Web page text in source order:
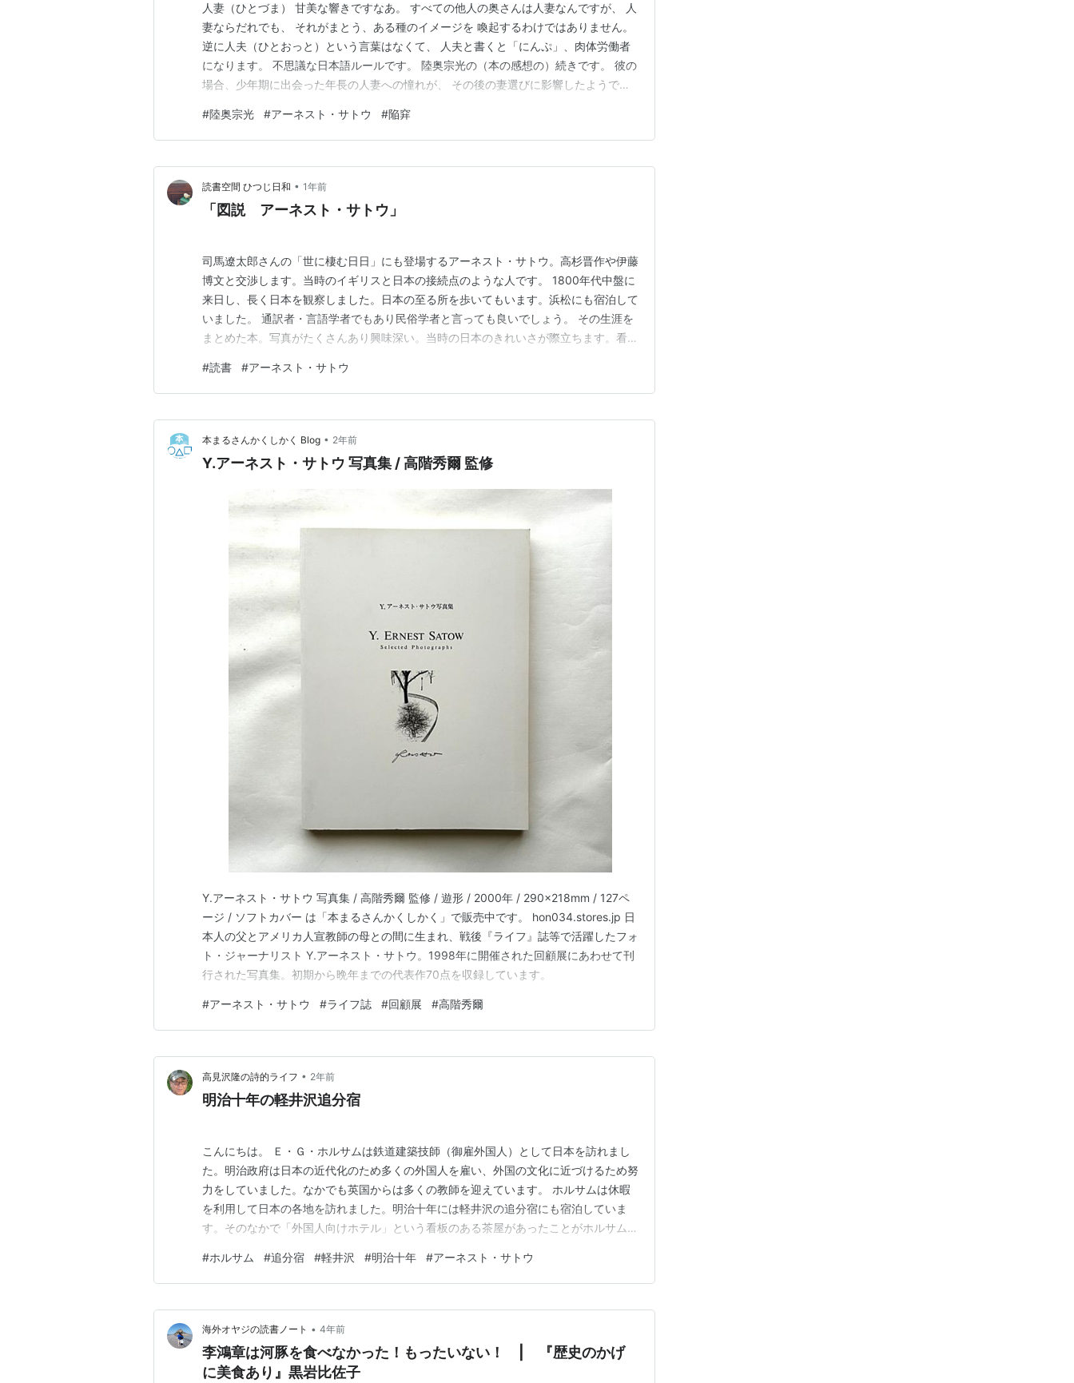
人妻（ひとづま） 甘美な響きですなあ。 すべての他人の奥さんは人妻なんですが、 人
妻ならだれでも、 それがまとう、ある種のイメージを 喚起するわけではありません。
逆に人夫（ひとおっと）という言葉はなくて、 人夫と書くと「にんぷ」、肉体労働者
になります。 不思議な日本語ルールです。 陸奥宗光の（本の感想の）続きです。 彼の
場合、少年期に出会った年長の人妻への憧れが、 その後の妻選びに影響したようで
「陥穽」で、 印象に残ったのがこのエピソードでした。 アーネスト・サトウのこと イ
ギリス公使館の通訳だったアーネスト・サ…
#陸奥宗光 #アーネスト・サトウ #陥穽
読書空間 ひつじ日和 • 1年前
「図説 アーネスト・サトウ」
司馬遼太郎さんの「世に棲む日日」にも登場するアーネスト・サトウ。高杉晋作や伊藤
博文と交渉します。当時のイギリスと日本の接続点のような人です。 1800年代中盤に
来日し、長く日本を観察しました。日本の至る所を歩いてもいます。浜松にも宿泊して
いました。 通訳者・言語学者でもあり民俗学者と言っても良いでしょう。 その生涯を
まとめた本。写真がたくさんあり興味深い。当時の日本のきれいさが際立ちます。看板
トウは佐藤だと思っていましたが、違いました。ジョン万次郎みたいに。サトウという
名前がスラヴ系にあるそうです。「薩道」と書いてあ…
#読書 #アーネスト・サトウ
本まるさんかくしかく Blog • 2年前
Y.アーネスト・サトウ 写真集 / 高階秀爾 監修
Y.アーネスト・サトウ 写真集 / 高階秀爾 監修 / 遊形 / 2000年 / 290x218mm / 127ペ
ージ / ソフトカバー は「本まるさんかくしかく」で販売中です。 hon034.stores.jp 日
本人の父とアメリカ人宣教師の母との間に生まれ、戦後『ライフ』誌等で活躍したフォ
ト・ジャーナリスト Y.アーネスト・サトウ。1998年に開催された回顧展にあわせて刊
行された写真集。初期から晩年までの代表作70点を収録しています。
#アーネスト・サトウ #ライフ誌 #回顧展 #高階秀爾
高見沢隆の詩的ライフ • 2年前
明治十年の軽井沢追分宿
こんにちは。 Ｅ・Ｇ・ホルサムは鉄道建築技師（御雇外国人）として日本を訪れまし
た。明治政府は日本の近代化のため多くの外国人を雇い、外国の文化に近づけるため努
力をしていました。なかでも英国からは多くの教師を迎えています。 ホルサムは休暇
を利用して日本の各地を訪れました。明治十年には軽井沢の追分宿にも宿泊していま
す。そのなかで「外国人向けホテル」という看板のある茶屋があったことがホルサムの
わからないものの明治十年ということを考えると注目すべきことと思います。 アーネ
スト・サトウ卿の日本旅行案図書が発行…
#ホルサム #追分宿 #軽井沢 #明治十年 #アーネスト・サトウ
海外オヤジの読書ノート • 4年前
李鴻章は河豚を食べなかった！もったいない！ | 『歴史のかげ
に美食あり』黒岩比佐子